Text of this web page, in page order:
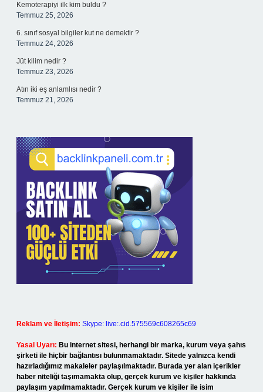
Kemoterapiyi ilk kim buldu ?
Temmuz 25, 2026
6. sınıf sosyal bilgiler kut ne demektir ?
Temmuz 24, 2026
Jüt kilim nedir ?
Temmuz 23, 2026
Atın iki eş anlamlısı nedir ?
Temmuz 21, 2026
Reklam ve İletişim: Skype: live:.cid.575569c608265c69
Yasal Uyarı: Bu internet sitesi, herhangi bir marka, kurum veya şahıs
şirketi ile hiçbir bağlantısı bulunmamaktadır. Sitede yalnızca kendi
hazırladığımız makaleler paylaşılmaktadır. Burada yer alan içerikler
haber niteliği taşımamakta olup, gerçek kurum ve kişiler hakkında
paylaşım yapılmamaktadır. Gerçek kurum ve kişiler ile isim